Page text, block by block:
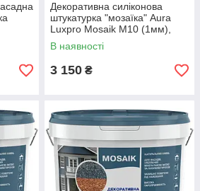
Декоративна силіконова
штукатурка "мозаїка" Aura
Luxpro Mosaik M10 (1мм),
S111, 15кг
В наявності
3 150 ₴